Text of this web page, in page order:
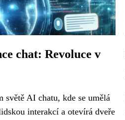
chat: Revoluce v
AI chatu, kde se umělá
interakcí a otevírá dveře